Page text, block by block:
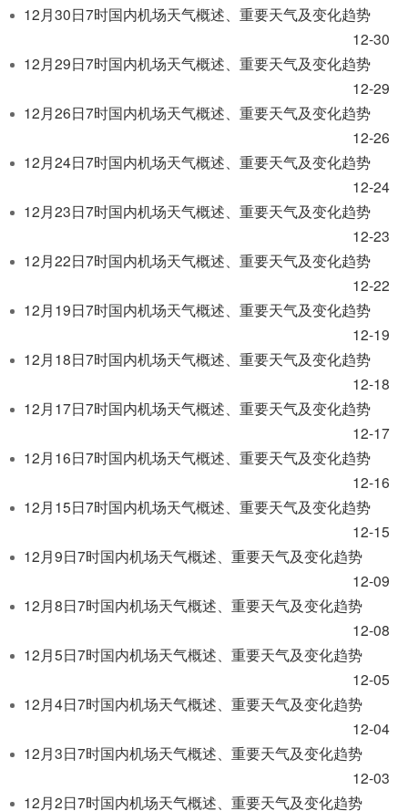
12月30日7时国内机场天气概述、重要天气及变化趋势
12-30
12月29日7时国内机场天气概述、重要天气及变化趋势
12-29
12月26日7时国内机场天气概述、重要天气及变化趋势
12-26
12月24日7时国内机场天气概述、重要天气及变化趋势
12-24
12月23日7时国内机场天气概述、重要天气及变化趋势
12-23
12月22日7时国内机场天气概述、重要天气及变化趋势
12-22
12月19日7时国内机场天气概述、重要天气及变化趋势
12-19
12月18日7时国内机场天气概述、重要天气及变化趋势
12-18
12月17日7时国内机场天气概述、重要天气及变化趋势
12-17
12月16日7时国内机场天气概述、重要天气及变化趋势
12-16
12月15日7时国内机场天气概述、重要天气及变化趋势
12-15
12月9日7时国内机场天气概述、重要天气及变化趋势
12-09
12月8日7时国内机场天气概述、重要天气及变化趋势
12-08
12月5日7时国内机场天气概述、重要天气及变化趋势
12-05
12月4日7时国内机场天气概述、重要天气及变化趋势
12-04
12月3日7时国内机场天气概述、重要天气及变化趋势
12-03
12月2日7时国内机场天气概述、重要天气及变化趋势
导